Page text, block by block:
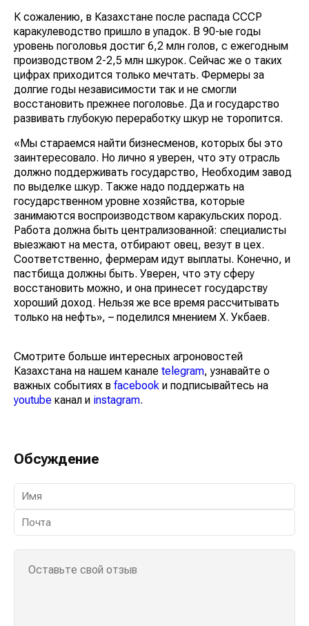
К сожалению, в Казахстане после распада СССР
каракулеводство пришло в упадок. В 90-ые годы
уровень поголовья достиг 6,2 млн голов, с ежегодным
производством 2-2,5 млн шкурок. Сейчас же о таких
цифрах приходится только мечтать. Фермеры за
долгие годы независимости так и не смогли
восстановить прежнее поголовье. Да и государство
развивать глубокую переработку шкур не торопится.
«Мы стараемся найти бизнесменов, которых бы это
заинтересовало. Но лично я уверен, что эту отрасль
должно поддерживать государство, Необходим завод
по выделке шкур. Также надо поддержать на
государственном уровне хозяйства, которые
занимаются воспроизводством каракульских пород.
Работа должна быть централизованной: специалисты
выезжают на места, отбирают овец, везут в цех.
Соответственно, фермерам идут выплаты. Конечно, и
пастбища должны быть. Уверен, что эту сферу
восстановить можно, и она принесет государству
хороший доход. Нельзя же все время рассчитывать
только на нефть», – поделился мнением Х. Укбаев.
Смотрите больше интересных агроновостей
Казахстана на нашем канале telegram, узнавайте о
важных событиях в facebook и подписывайтесь на
youtube канал и instagram.
Обсуждение